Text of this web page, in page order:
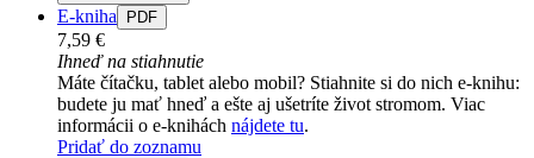
E-kniha PDF
7,59 €
Ihneď na stiahnutie
Máte čítačku, tablet alebo mobil? Stiahnite si do nich e-knihu:
budete ju mať hneď a ešte aj ušetríte život stromom. Viac
informácii o e-knihách nájdete tu.
Pridať do zoznamu